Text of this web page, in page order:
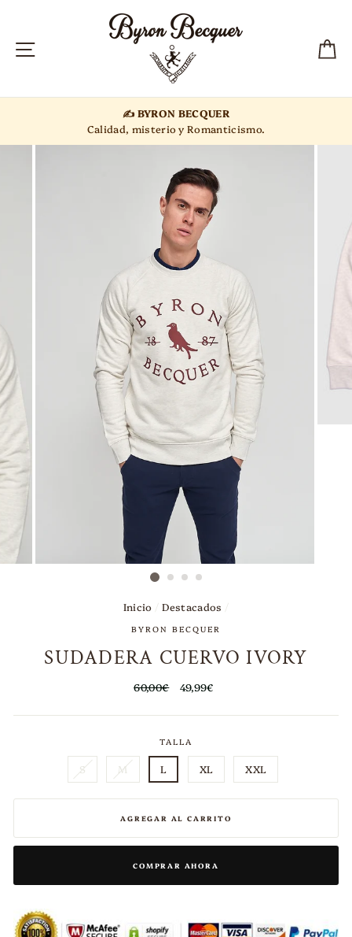
contenido
✍️ BYRON BECQUER
Calidad, misterio y Romanticismo.
Inicio / Destacados /
BYRON BECQUER
SUDADERA CUERVO IVORY
Precio
60,00€
Precio
oferta
49,99€
TALLA
S M L XL XXL
AGREGAR AL CARRITO
COMPRAR AHORA